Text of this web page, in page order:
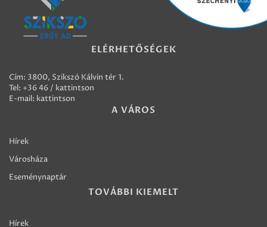
ELÉRHETŐSÉGEK
Cím: 3800, Szikszó Kálvin tér 1.
Tel: +36 46 / kattintson
E-mail: kattintson
A VÁROS
Hírek
Városháza
Eseménynaptár
TOVÁBBI KIEMELT
Hírek